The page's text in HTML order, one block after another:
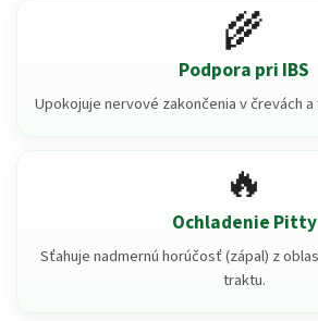
🌾
Podpora pri IBS
Upokojuje nervové zakončenia v črevách
🔥
Ochladenie Pitty
Sťahuje nadmernú horúčosť (zápal) z
traktu.